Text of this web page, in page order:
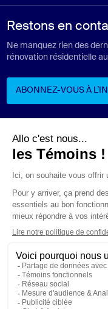
Restons en
Ne manquez rien des
rénovation résidentielle
ABONNEZ-VOUS À
ABONNEZ-VOUS À
Suivez-nous
ÉNONCÉS LÉGAUX
CONFIDENTIALITÉ
PROTECTION DES